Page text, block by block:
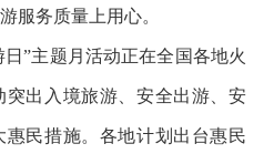
服务质量上用心。
日”主题月活动正在全国各地火
出入境旅游、安全出游、安
民措施。各地计划出台惠民